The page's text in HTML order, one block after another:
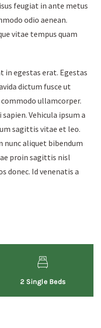
feugiat in ante metus
odio aenean.
vitae tempus quam
in egestas erat. Egestas
dictum fusce ut
ullamcorper.
Vehicula ipsum a
sagittis vitae et leo.
nunc aliquet bibendum
proin sagittis nisl
donec. Id venenatis a
2 Single Beds